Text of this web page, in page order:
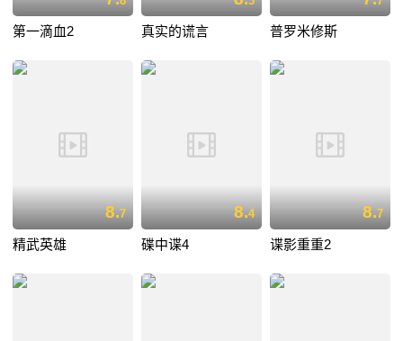
第一滴血2 真实的谎言 普罗米修斯
8.7
精武英雄
8.4
碟中谍4
8.7
谍影重重2